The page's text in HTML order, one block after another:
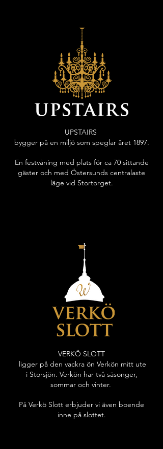
UPSTAIRS
bygger på en miljö som speglar året 1897.
En festvåning med plats för ca 70 sittande
gäster och med Östersunds centralaste
läge vid Stortorget.
VERKÖ SLOTT
ligger på den vackra ön Verkön mitt ute
i Storsjön. Verkön har två säsonger,
sommar och vinter.
På Verkö Slott erbjuder vi även boende
inne på slottet.